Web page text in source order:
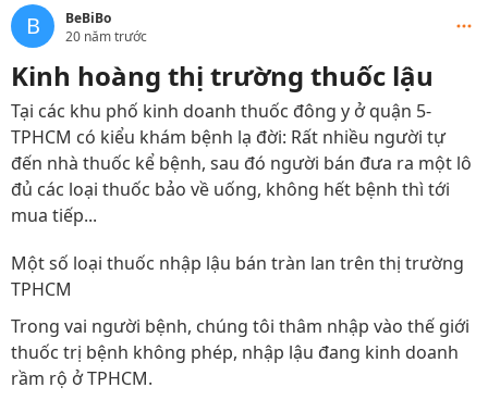
B
BeBiBo
20 năm trước
Kinh hoàng thị trường thuốc lậu
Tại các khu phố kinh doanh thuốc đông y ở quận 5-
TPHCM có kiểu khám bệnh lạ đời: Rất nhiều người tự
đến nhà thuốc kể bệnh, sau đó người bán đưa ra một lô
đủ các loại thuốc bảo về uống, không hết bệnh thì tới
mua tiếp...
Một số loại thuốc nhập lậu bán tràn lan trên thị trường
TPHCM
Trong vai người bệnh, chúng tôi thâm nhập vào thế giới
thuốc trị bệnh không phép, nhập lậu đang kinh doanh
rầm rộ ở TPHCM.